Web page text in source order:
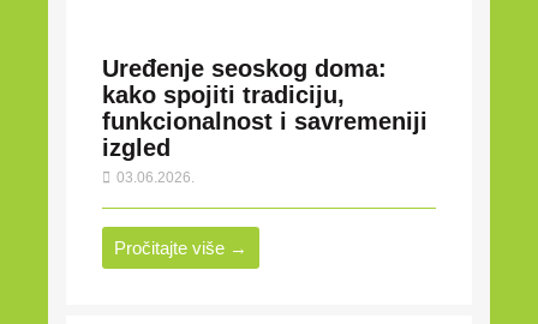
Uređenje seoskog doma:
kako spojiti tradiciju,
funkcionalnost i savremeniji
izgled
03.06.2026.
Pročitajte više →